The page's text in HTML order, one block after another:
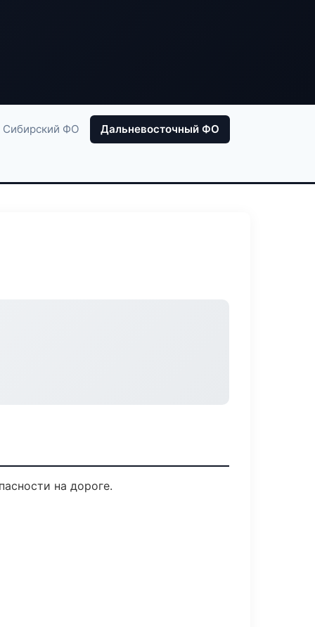
Сибирский ФО Дальневосточный ФО
на дороге.